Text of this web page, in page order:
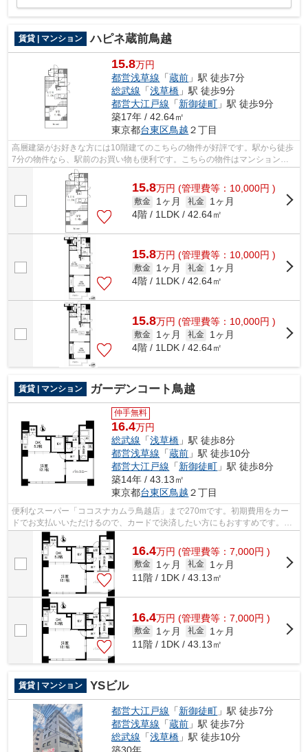
賃貸 | マンション ハピネ蔵前鳥越
15.8万円
都営浅草線 「蔵前 」駅 徒歩7分
総武線 「浅草橋 」駅 徒歩9分
都営大江戸線 「新御徒町 」駅 徒歩9分
築17年 / 42.64㎡
東京都台東区鳥越 ２丁目
高層建築がお好きな方には10階建てのこちらの物件が好評です。駅から徒歩
7分の物件なら、駅前のお買い物も便利です。こちらの物件はマンションで
す。クレジットカードで初期費用がお支...
15.8万円 (管理費等：10,000円 )
敷金 1ヶ月 礼金
1ヶ月
4階 / 1LDK / 42.64㎡
15.8万円 (管理費等：10,000円 )
敷金 1ヶ月 礼金
1ヶ月
4階 / 1LDK / 42.64㎡
15.8万円 (管理費等：10,000円 )
敷金 1ヶ月 礼金
1ヶ月
4階 / 1LDK / 42.64㎡
賃貸 | マンション ガーデンコート鳥越
仲手無料
16.4万円
総武線 「浅草橋 」駅 徒歩8分
都営浅草線 「蔵前 」駅 徒歩10分
都営大江戸線 「新御徒町 」駅 徒歩8分
築14年 / 43.13㎡
東京都台東区鳥越 ２丁目
便利なスーパー「ココスナカムラ鳥越店」まで270mです。初期費用をカー
ドでお支払いいただけるので、カードで決済したい方にもおすすめです。エ
レベーターがある物件です。造りとデザ...
16.4万円 (管理費等：7,000円 )
敷金 1ヶ月 礼金
1ヶ月
11階 / 1DK / 43.13㎡
16.4万円 (管理費等：7,000円 )
敷金 1ヶ月 礼金
1ヶ月
11階 / 1DK / 43.13㎡
賃貸 | マンション YSビル
都営大江戸線 「新御徒町 」駅 徒歩7分
都営浅草線 「蔵前 」駅 徒歩7分
総武線 「浅草橋 」駅 徒歩10分
築30年